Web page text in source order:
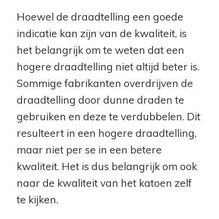
Hoewel de draadtelling een goede
indicatie kan zijn van de kwaliteit, is
het belangrijk om te weten dat een
hogere draadtelling niet altijd beter is.
Sommige fabrikanten overdrijven de
draadtelling door dunne draden te
gebruiken en deze te verdubbelen. Dit
resulteert in een hogere draadtelling,
maar niet per se in een betere
kwaliteit. Het is dus belangrijk om ook
naar de kwaliteit van het katoen zelf
te kijken.